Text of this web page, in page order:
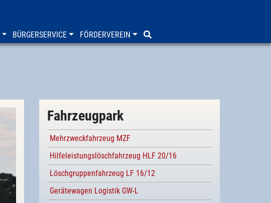
BÜRGERSERVICE FÖRDERVEREIN
Fahrzeugpark
Mehrzweckfahrzeug MZF
Hilfeleistungslöschfahrzeug HLF 20/16
Löschgruppenfahrzeug LF 16/12
Gerätewagen Logistik GW-L